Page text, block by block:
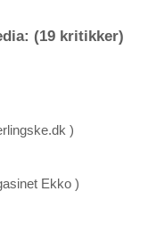
(19 kritikker)
)
Ekko )